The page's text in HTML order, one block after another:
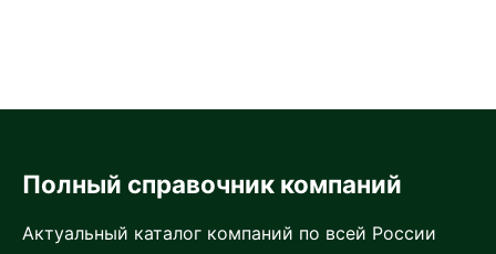
Полный справочник компаний
Актуальный каталог компаний по всей России